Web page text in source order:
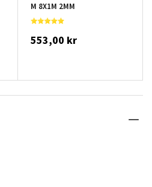
M 8X1M 2MM
553,00 kr